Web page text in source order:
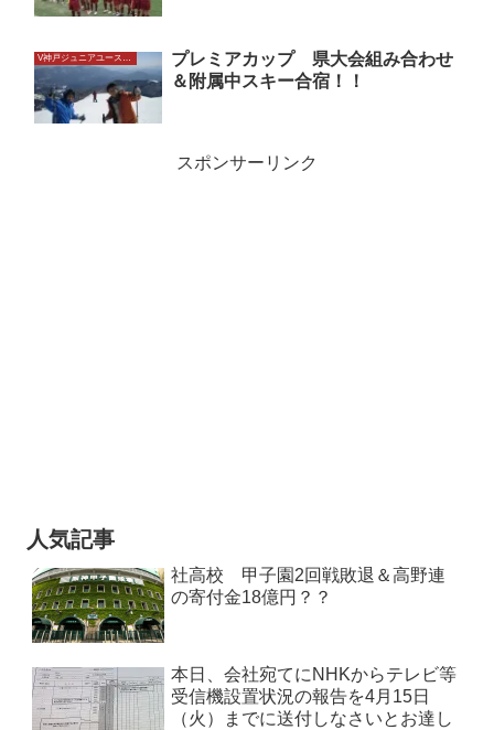
V神戸ジュニアユースU14
プレミアカップ 県大会組み合わせ
＆附属中スキー合宿！！
スポンサーリンク
人気記事
社高校 甲子園2回戦敗退＆高野連
の寄付金18億円？？
本日、会社宛てにNHKからテレビ等
受信機設置状況の報告を4月15日
（火）までに送付しなさいとお達し